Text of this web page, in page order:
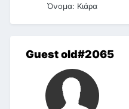
Όνομα: Κιάρα
Guest old#2065